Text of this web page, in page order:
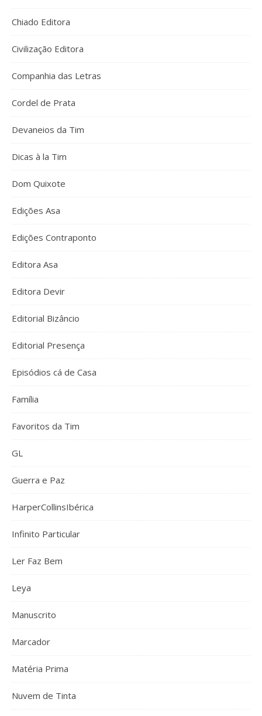
Chiado Editora
Civilização Editora
Companhia das Letras
Cordel de Prata
Devaneios da Tim
Dicas à la Tim
Dom Quixote
Edições Asa
Edições Contraponto
Editora Asa
Editora Devir
Editorial Bizâncio
Editorial Presença
Episódios cá de Casa
Família
Favoritos da Tim
GL
Guerra e Paz
HarperCollinsIbérica
Infinito Particular
Ler Faz Bem
Leya
Manuscrito
Marcador
Matéria Prima
Nuvem de Tinta